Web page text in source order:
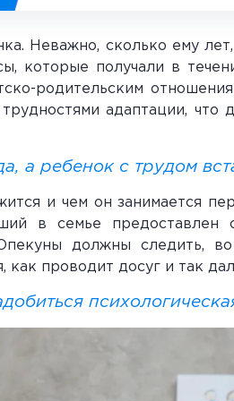
Неважно, сколько ему
которые получали в
родительским
адаптации, что
а ребенок с трудом
и чем он занимается
в семье
должны следить,
как проводит досуг и так